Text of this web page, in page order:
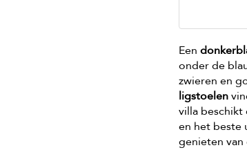
Een
onder de
zwieren en
ligstoelen
villa
en het beste
genieten